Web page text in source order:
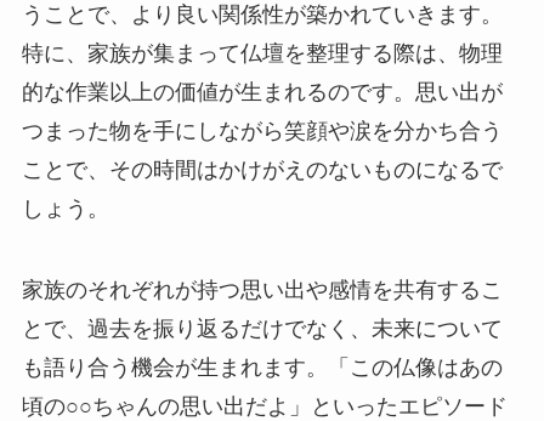
うことで、より良い関係性が築かれていきます。
特に、家族が集まって仏壇を整理する際は、物理
的な作業以上の価値が生まれるのです。思い出が
つまった物を手にしながら笑顔や涙を分かち合う
ことで、その時間はかけがえのないものになるで
しょう。
家族のそれぞれが持つ思い出や感情を共有するこ
とで、過去を振り返るだけでなく、未来について
も語り合う機会が生まれます。「この仏像はあの
頃の○○ちゃんの思い出だよ」といったエピソード